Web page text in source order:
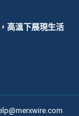
高溫下展現生活